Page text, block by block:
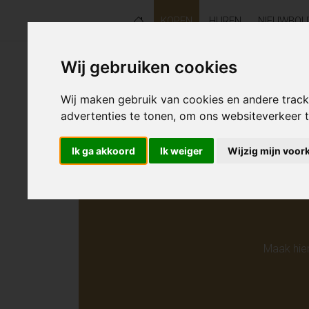
Wij gebruiken cookies
Wij maken gebruik van cookies en andere
advertenties te tonen, om ons websiteverkeer
Ik ga akkoord Ik weiger Wijzig mijn
KOPEN HUREN
Helaas
Maak